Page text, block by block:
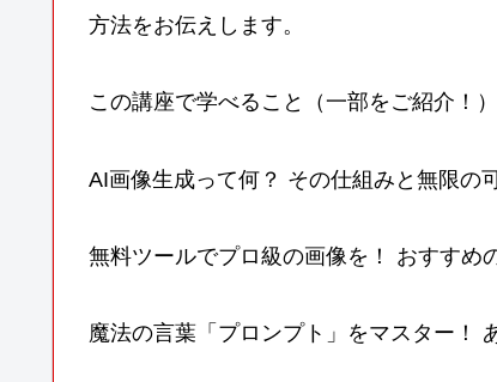
方法をお伝えします。
この講座で学べること（一部をご紹介！）
AI画像生成って何？ その仕組みと無限の
無料ツールでプロ級の画像を！ おすすめ
魔法の言葉「プロンプト」をマスター！